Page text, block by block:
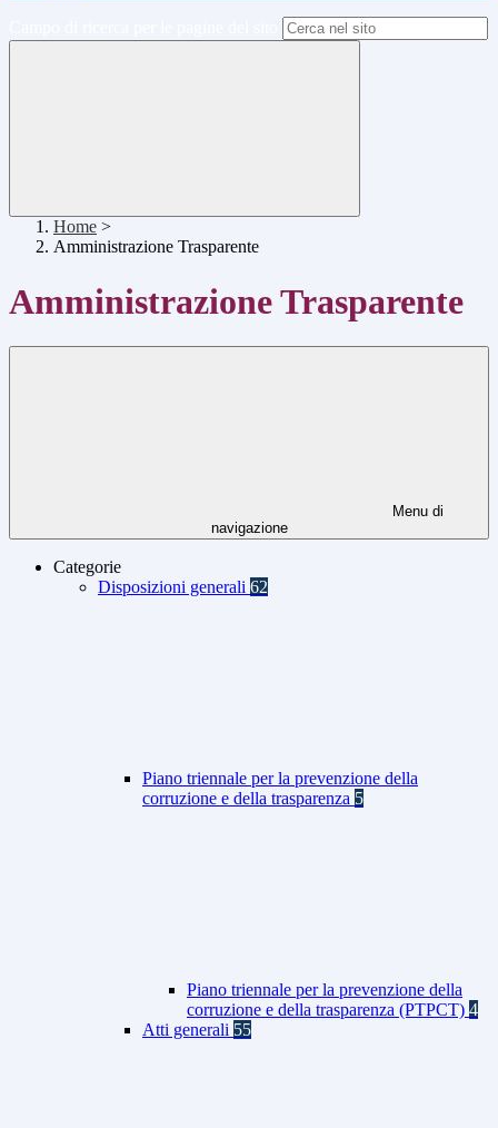
Home >
Amministrazione Trasparente
Amministrazione Trasparente
Menu di
navigazione
Categorie
Disposizioni generali 62
Piano triennale per la prevenzione della
corruzione e della trasparenza 5
Piano triennale per la prevenzione della
corruzione e della trasparenza (PTPCT) 4
Atti generali 55